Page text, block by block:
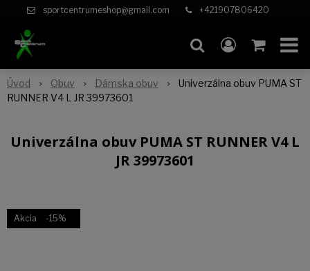
sportcentrumeshop@gmail.com +421907806420
Úvod Obuv Dámska obuv
Univerzálna obuv PUMA ST
RUNNER V4 L JR 39973601
Univerzálna obuv PUMA ST RUNNER V4 L
JR 39973601
Akcia -15%